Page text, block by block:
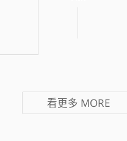
看更多 MORE